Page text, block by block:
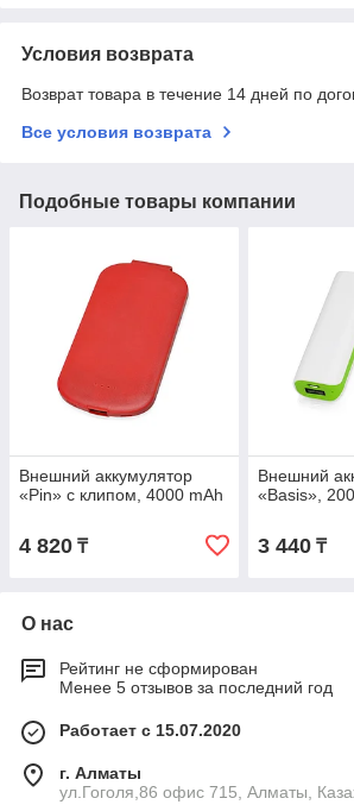
Условия возврата
Возврат товара в течение 14 дней по
Все условия возврата
Подобные товары компании
Внешний аккумулятор
«Pin» с клипом, 4000 mAh
4 820 ₸
Внешний
«Basis»,
3 440₸
О нас
Рейтинг не сформирован
Менее 5 отзывов за последний год
Работает с 15.07.2020
г. Алматы
ул.Гоголя,86 офис 715, Алматы,